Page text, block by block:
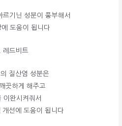
르기닌 성분이 풍부해서
에 도움이 됩니다
레드비트
질산염 성분은
끗하게 해주고
이완시켜줘서
개선에 도움이 됩니다